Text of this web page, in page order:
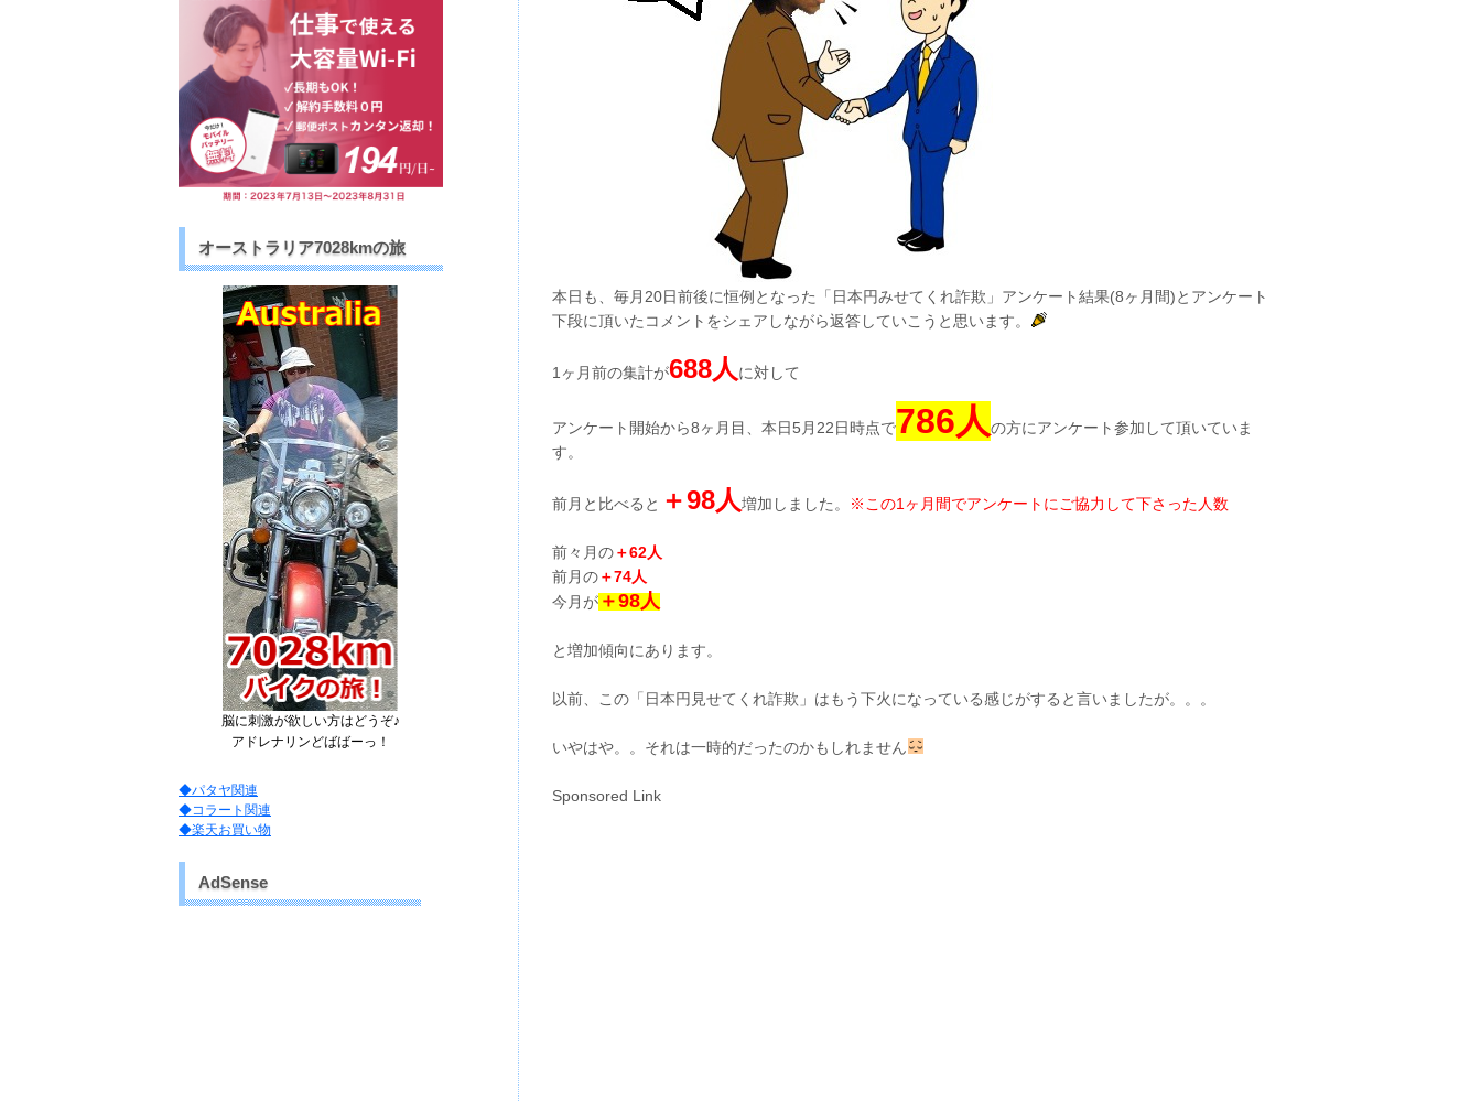
本日も、毎月20日前後に恒例となった「日本円みせてくれ詐欺」アンケート結果(8ヶ月間)とアンケート
下段に頂いたコメントをシェアしながら返答していこうと思います。
1ヶ月前の集計が688人 に対して
アンケート開始から8ヶ月目、本日5月22日時点で786人の方にアンケート参加して頂いていま
す。
前月と比べると ＋98人増加しました。 ※この1ヶ月間でアンケートにご協力して下さった人数
前々月の＋62人
前月の＋74人
今月が ＋98人
と増加傾向にあります。
以前、この「日本円見せてくれ詐欺」はもう下火になっている感じがすると言いましたが。。。
いやはや。。それは一時的だったのかもしれません
Sponsored Link
オーストラリア7028kmの旅
脳に刺激が欲しい方はどうぞ♪
アドレナリンどばばーっ！
◆パタヤ関連
◆コラート関連
◆楽天お買い物
AdSense